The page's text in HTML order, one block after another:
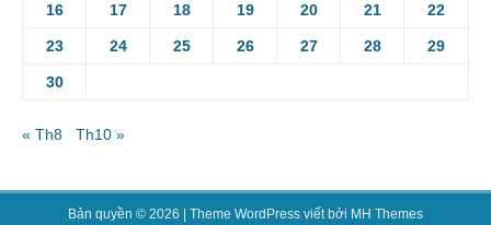
16 17 18 19 20 21 22
23 24 25 26 27 28 29
30
« Th8 Th10 »
Bản quyền © 2026 | Theme WordPress viết bởi MH Themes